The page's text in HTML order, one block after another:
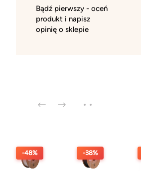
Bądź pierwszy - oceń
produkt i napisz
opinię o sklepie
-48% -38%